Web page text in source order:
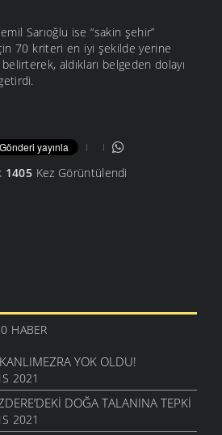
Sarıoğlu ise “sakin şehir”
70 kriteri en iyi şekilde yerine
aldıkları belgeden dolayı
1405 Kez Görüntülendi
HABER
YOK OLDU!
2021
DOĞA TALANINA TEPKI
2021